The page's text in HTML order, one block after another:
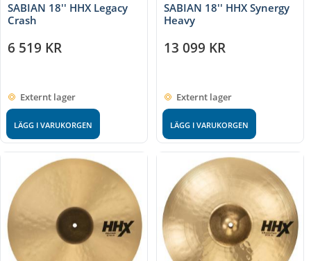
SABIAN 18'' HHX Legacy
Crash
6 519 KR
Externt lager
LÄGG I VARUKORGEN
SABIAN 18'' HHX Synergy
Heavy
13 099 KR
Externt lager
LÄGG I VARUKORGEN